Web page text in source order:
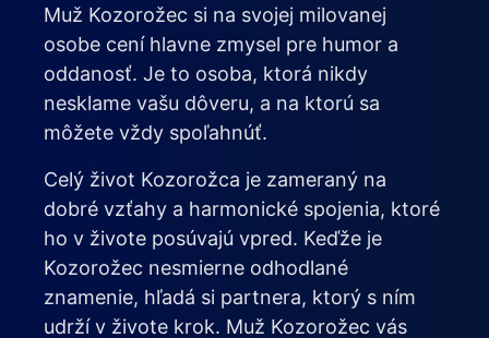
Muž Kozorožec si na svojej milovanej
osobe cení hlavne zmysel pre humor a
oddanosť. Je to osoba, ktorá nikdy
nesklame vašu dôveru, a na ktorú sa
môžete vždy spoľahnúť.
Celý život Kozorožca je zameraný na
dobré vzťahy a harmonické spojenia, ktoré
ho v živote posúvajú vpred. Keďže je
Kozorožec nesmierne odhodlané
znamenie, hľadá si partnera, ktorý s ním
udrží v živote krok. Muž Kozorožec vás